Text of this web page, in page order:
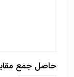
حاصل جمع مقابل